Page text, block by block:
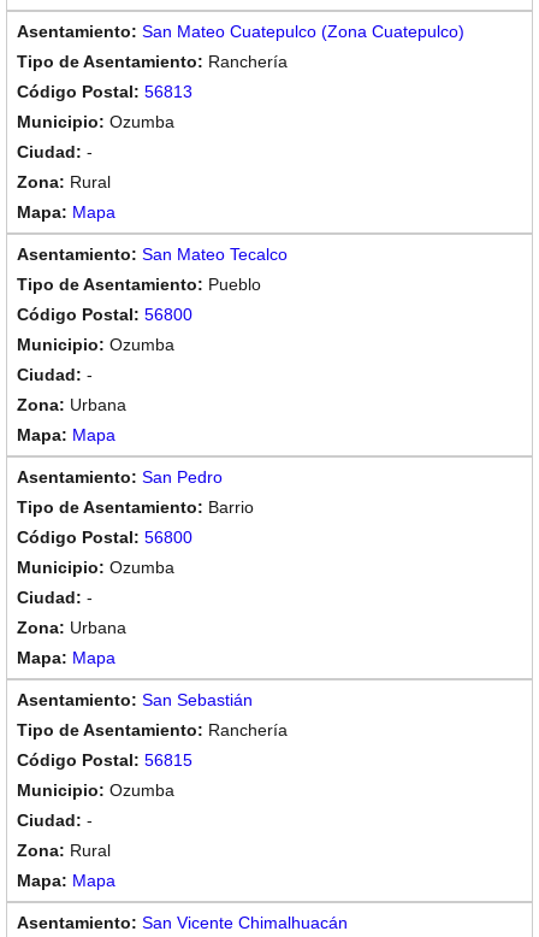
San Mateo Cuatepulco (Zona Cuatepulco)
Ranchería
56813
Ozumba
-
Rural
Mapa
San Mateo Tecalco
Pueblo
56800
Ozumba
-
Urbana
Mapa
San Pedro
Barrio
56800
Ozumba
-
Urbana
Mapa
San Sebastián
Ranchería
56815
Ozumba
-
Rural
Mapa
San Vicente Chimalhuacán